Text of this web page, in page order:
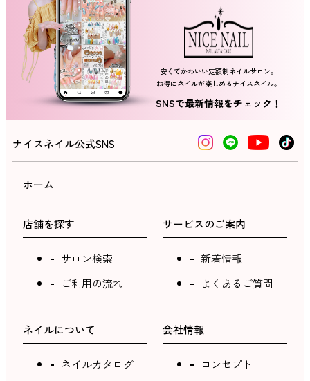
安くてかわいい定額制ネイルサロン。
お得にネイルが楽しめるナイスネイル。
SNSで最新情報をチェック！
ナイスネイル公式SNS
ホーム
店舗を探す
サロン検索
ご利用の流れ
サービスのご案内
新着情報
よくあるご質問
ネイルについて
ネイルカタログ
会社情報
コンセプト